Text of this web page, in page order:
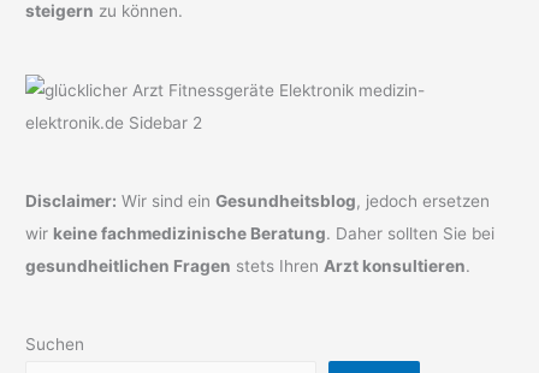
steigern zu können.
Disclaimer: Wir sind einGesundheitsblog, jedoch ersetzen
wir keine fachmedizinische Beratung. Daher sollten Sie bei
gesundheitlichen Fragen stets Ihren Arzt konsultieren.
Suchen